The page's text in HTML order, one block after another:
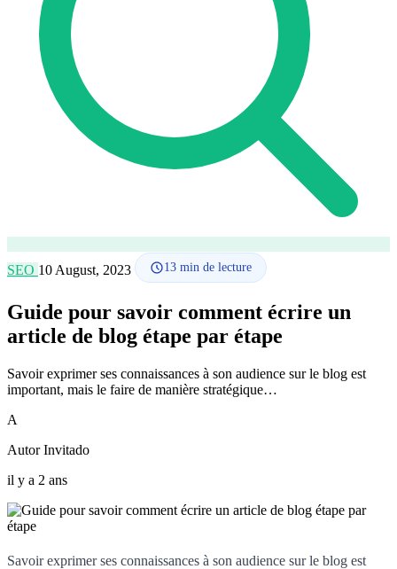
Langue
🇪🇸 ES
🇬🇧 EN
Se connecter
SEO 10 August, 2023 13 min de lecture
Guide pour savoir comment écrire un
article de blog étape par étape
Savoir exprimer ses connaissances à son audience sur le blog est
important, mais le faire de manière stratégique…
A
Autor Invitado
il y a 2 ans
Savoir exprimer ses connaissances à son audience sur le blog est